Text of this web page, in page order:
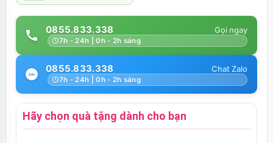
0855.833.338
7h - 24h | 0h - 2h sáng
0855.833.338
7h - 24h | 0h - 2h sáng
Hãy chọn quà tặng dành cho bạn